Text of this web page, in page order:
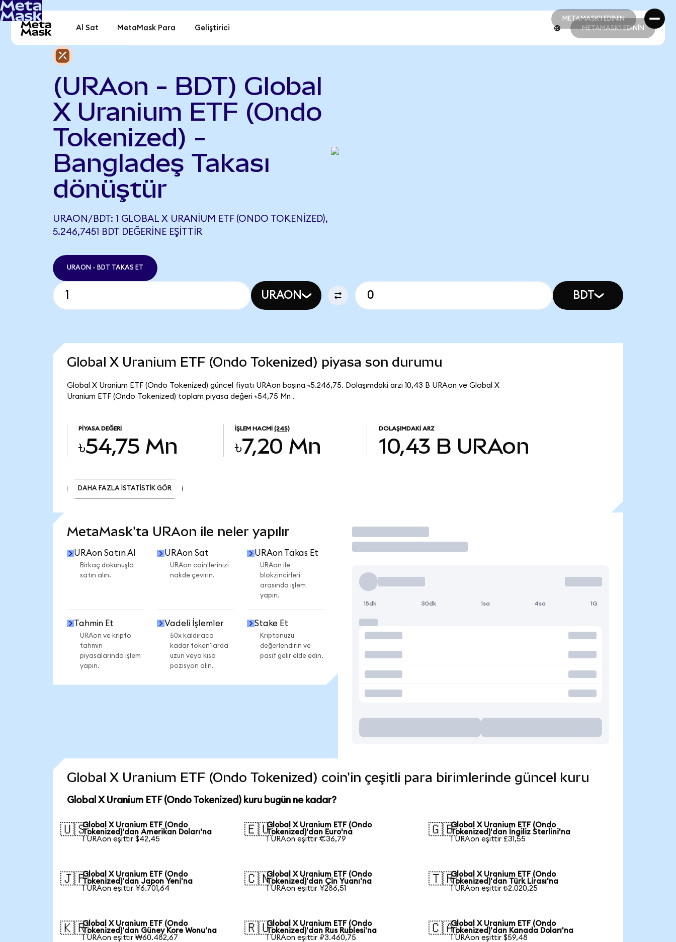
METAMASK'I EDİNİN
METAMASK'I EDİNİN
Al Sat MetaMask Para Geliştirici METAMASK'I EDİNİN
(URAon - BDT) Global
X Uranium ETF (Ondo
Tokenized) -
Bangladeş Takası
dönüştür
URAON/BDT: 1 GLOBAL X URANIUM ETF (ONDO TOKENIZED),
5.246,7451 BDT DEĞERINE EŞITTIR
URAON - BDT TAKAS ET
URAON BDT
Global X Uranium ETF (Ondo Tokenized) piyasa son durumu
Global X Uranium ETF (Ondo Tokenized) güncel fiyatı URAon başına ৳5.246,75. Dolaşımdaki arzı 10,43 B URAon ve Global X
Uranium ETF (Ondo Tokenized) toplam piyasa değeri ৳54,75 Mn .
PIYASA DEĞERI
৳54,75 Mn
İŞLEM HACMI (24S)
৳7,20 Mn
DOLAŞIMDAKI ARZ
10,43 B URAon
DAHA FAZLA İSTATİSTİK GÖR
MetaMask'ta URAon ile neler yapılır
URAon Satın Al
Birkaç dokunuşla
satın alın.
URAon Sat
URAon coin'lerinizi
nakde çevirin.
URAon Takas Et
URAon ile
blokzincirleri
arasında işlem
yapın.
Tahmin Et
URAon ve kripto
tahmin
piyasalarında işlem
yapın.
Vadeli İşlemler
50x kaldıraca
kadar token'larda
uzun veya kısa
pozisyon alın.
Stake Et
Kriptonuzu
değerlendirin ve
pasif gelir elde edin.
İşlem Yap
15dk 30dk 1sa 4sa 1G
Global X Uranium ETF (Ondo Tokenized) coin'in çeşitli para birimlerinde güncel kuru
Global X Uranium ETF (Ondo Tokenized) kuru bugün ne kadar?
🇺🇸Global X Uranium ETF (Ondo
Tokenized)'dan Amerikan Doları'na
1 URAon eşittir $42,45
🇪🇺Global X Uranium ETF (Ondo
Tokenized)'dan Euro'na
1 URAon eşittir €36,79
🇬🇧Global X Uranium ETF (Ondo
Tokenized)'dan İngiliz Sterlini'na
1 URAon eşittir £31,55
🇯🇵Global X Uranium ETF (Ondo
Tokenized)'dan Japon Yeni'na
1 URAon eşittir ¥6.701,64
🇨🇳Global X Uranium ETF (Ondo
Tokenized)'dan Çin Yuanı'na
1 URAon eşittir ¥286,51
🇹🇷Global X Uranium ETF (Ondo
Tokenized)'dan Türk Lirası'na
1 URAon eşittir ₺2.020,25
🇰🇷Global X Uranium ETF (Ondo
Tokenized)'dan Güney Kore Wonu'na
1 URAon eşittir ₩60.482,67
🇷🇺Global X Uranium ETF (Ondo
Tokenized)'dan Rus Rublesi'na
1 URAon eşittir ₽3.460,75
🇨🇦Global X Uranium ETF (Ondo
Tokenized)'dan Kanada Doları'na
1 URAon eşittir $59,48